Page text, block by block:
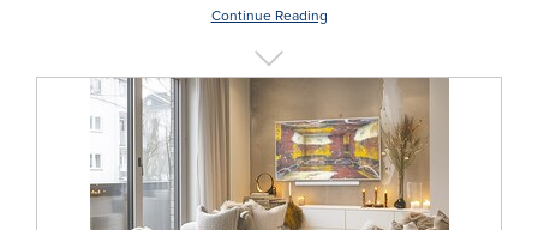
Continue Reading